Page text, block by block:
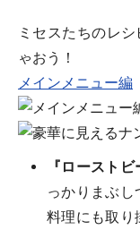
ミセスたちのレ
ゃおう！
メインメニュー編
『ローストビ
っかりまぶ
料理にも取り